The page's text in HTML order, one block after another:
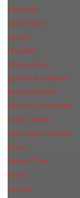
Cacharel
Calvin Klein
Cerruti
Davidoff
Donna Karan
Дольче & Габбана
Elizabeth Arden
Escentric Molecules
Franck Oliver
Gian Marco Venturi
Gucci
Jimmy Choo
Kenzo
Lacoste